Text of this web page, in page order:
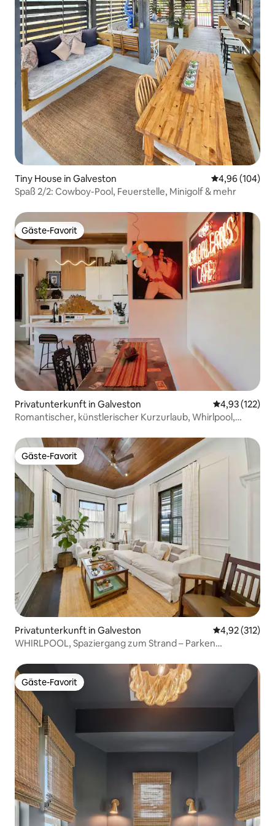
Tiny House in Galveston
4,96 (104)
Spaß 2/2: Cowboy-Pool, Feuerstelle, Minigolf & mehr
Gäste-Favorit
Gäste-Favorit
Privatunterkunft in Galveston
4,93 (122)
Romantischer, künstlerischer Kurzurlaub, Whirlpool,
Gäste-Favorit
Gäste-Favorit
Privatunterkunft in Galveston
4,92 (312)
WHIRLPOOL, Spaziergang zum Strand – Parken
Gäste-Favorit
Gäste-Favorit